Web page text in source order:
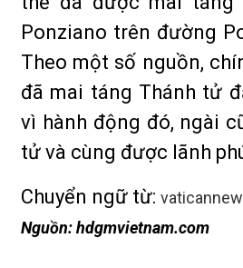
Ponziano trên đường
Theo một số nguồn,
đã mai táng Thánh tử
vì hành động đó, ngài
tử và cùng được lãnh
Chuyển ngữ từ:
Nguồn: hdgmvietnam.com